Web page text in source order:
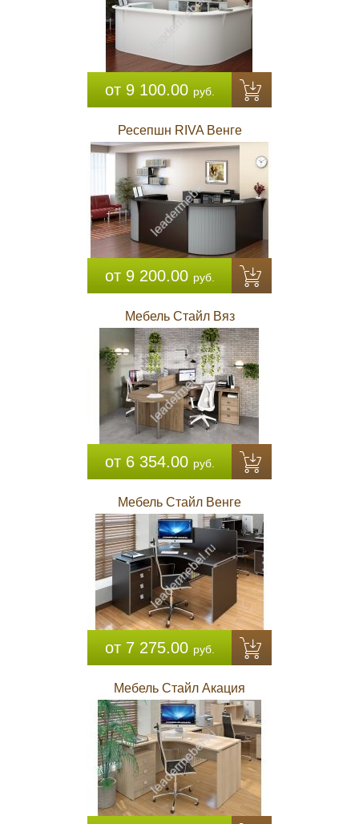
от 9 100.00 руб.
Ресепшн RIVA Венге
от 9 200.00 руб.
Мебель Стайл Вяз
от 6 354.00 руб.
Мебель Стайл Венге
от 7 275.00 руб.
Мебель Стайл Акация